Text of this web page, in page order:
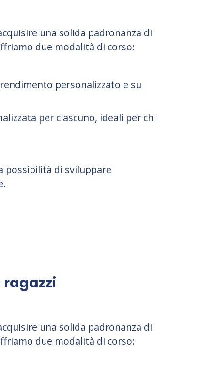
una solida padronanza di
due modalità di corso:
personalizzato e su
per ciascuno, ideali per chi
possibilità di sviluppare
una solida padronanza di
due modalità di corso: